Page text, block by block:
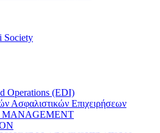
Society
Operations (EDI)
Ασφαλιστικών Επιχειρήσεων
MANAGEMENT